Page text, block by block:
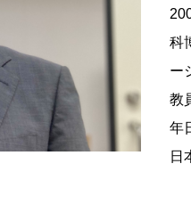
科
ー
教
年
日